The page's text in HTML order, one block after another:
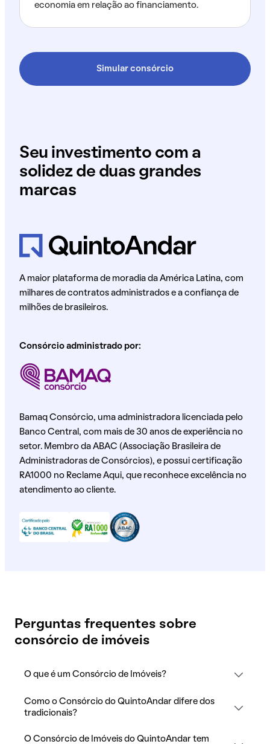
economia em relação ao financiamento.
Simular consórcio
Seu investimento com a
solidez de duas grandes
marcas
A maior plataforma de moradia da América Latina, com
milhares de contratos administrados e a confiança de
milhões de brasileiros.
Consórcio administrado por:
Bamaq Consórcio, uma administradora licenciada pelo
Banco Central, com mais de 30 anos de experiência no
setor. Membro da ABAC (Associação Brasileira de
Administradoras de Consórcios), e possui certificação
RA1000 no Reclame Aqui, que reconhece excelência no
atendimento ao cliente.
Perguntas frequentes sobre
consórcio de imóveis
O que é um Consórcio de Imóveis?
Como o Consórcio do QuintoAndar difere dos
tradicionais?
O Consórcio de Imóveis do QuintoAndar tem